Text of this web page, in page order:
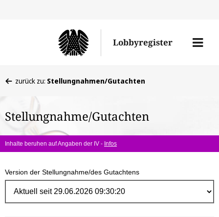
Lobbyregister
Menü
befinden
hier:
zurück zu: Stellungnahmen/Gutachten
Stellungnahme/Gutachten
Inhalte beruhen auf Angaben der IV - Infos
Version der Stellungnahme/des Gutachtens